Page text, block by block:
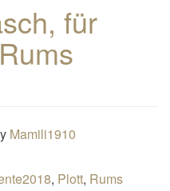
a
für
Mamili1910
, Plott, Rums